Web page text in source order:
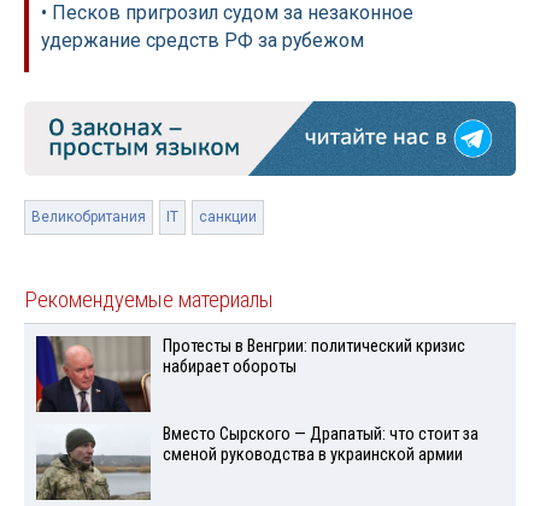
• Песков пригрозил судом за незаконное
удержание средств РФ за рубежом
Великобритания IT санкции
Рекомендуемые материалы
Протесты в Венгрии: политический кризис
набирает обороты
Вместо Сырского — Драпатый: что стоит за
сменой руководства в украинской армии